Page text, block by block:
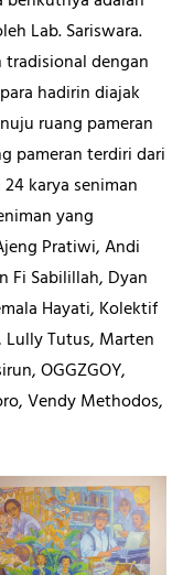
Lab. Sariswara.
tradisional dengan
hadirin diajak
ruang pameran
pameran terdiri dari
karya seniman
yang
Pratiwi, Andi
Fi Sabilillah, Dyan
Hayati, Kolektif
Tutus, Marten
OGGZGOY,
Vendy Methodos,